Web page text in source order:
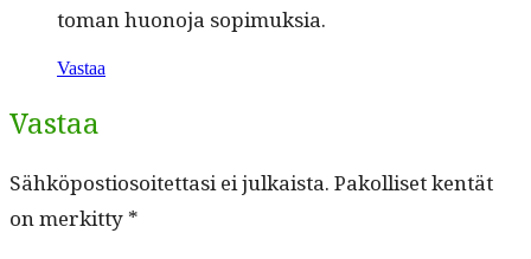
toman huono­ja sopimuksia.
Vastaa
Vastaa
Sähköpostiosoitettasi ei julkaista. Pakolliset kentät
on merkitty *